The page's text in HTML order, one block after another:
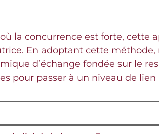
la concurrence est forte, cette
En adoptant cette
d’échange fondée sur le
pour passer à un niveau de lien